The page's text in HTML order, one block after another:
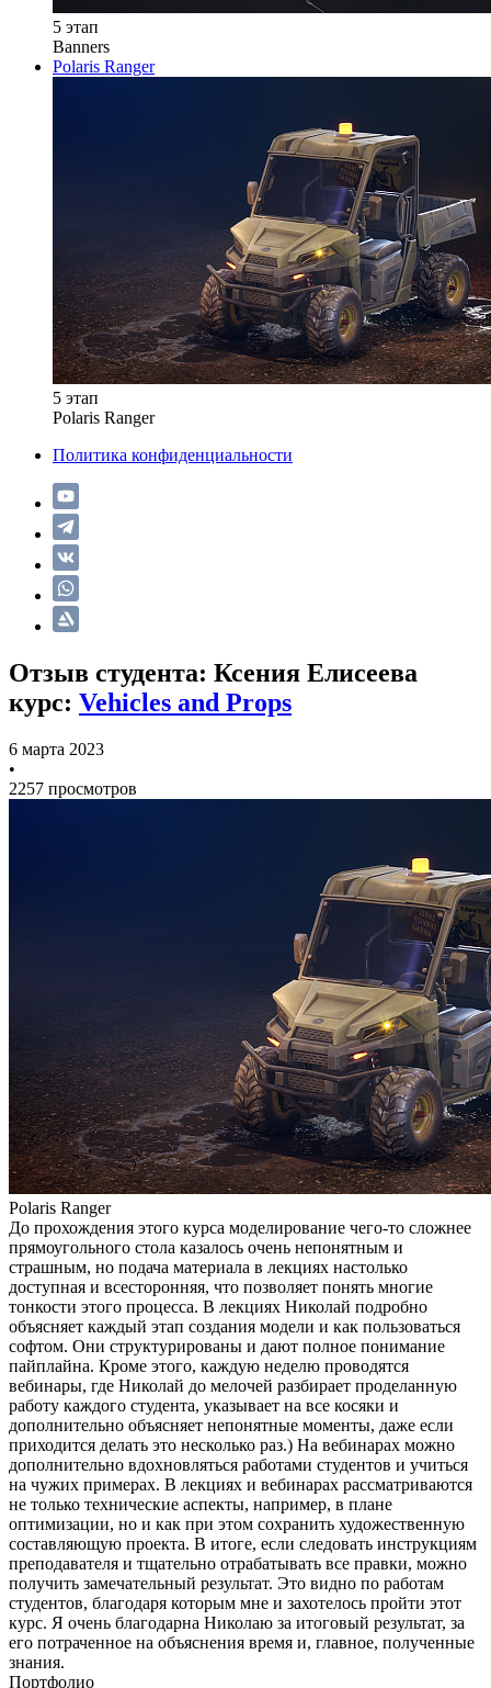
5 этап
Banners
Polaris Ranger
5 этап
Polaris Ranger
Политика конфиденциальности
Отзыв студента: Ксения Елисеева
курс: Vehicles and Props
6 марта 2023
•
2257 просмотров
Polaris Ranger
До прохождения этого курса моделирование чего-то сложнее
прямоугольного стола казалось очень непонятным и
страшным, но подача материала в лекциях настолько
доступная и всесторонняя, что позволяет понять многие
тонкости этого процесса. В лекциях Николай подробно
объясняет каждый этап создания модели и как пользоваться
софтом. Они структурированы и дают полное понимание
пайплайна. Кроме этого, каждую неделю проводятся
вебинары, где Николай до мелочей разбирает проделанную
работу каждого студента, указывает на все косяки и
дополнительно объясняет непонятные моменты, даже если
приходится делать это несколько раз.) На вебинарах можно
дополнительно вдохновляться работами студентов и учиться
на чужих примерах. В лекциях и вебинарах рассматриваются
не только технические аспекты, например, в плане
оптимизации, но и как при этом сохранить художественную
составляющую проекта. В итоге, если следовать инструкциям
преподавателя и тщательно отрабатывать все правки, можно
получить замечательный результат. Это видно по работам
студентов, благодаря которым мне и захотелось пройти этот
курс. Я очень благодарна Николаю за итоговый результат, за
его потраченное на объяснения время и, главное, полученные
знания.
Портфолио